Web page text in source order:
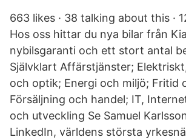
663 likes · 38 talking about this ·
Hos oss hittar du nya bilar från
nybilsgaranti och ett stort antal
Självklart Affärstjänster;
och optik; Energi och miljö; Fritid
Försäljning och handel; IT,
och utveckling Se Samuel
LinkedIn, världens största